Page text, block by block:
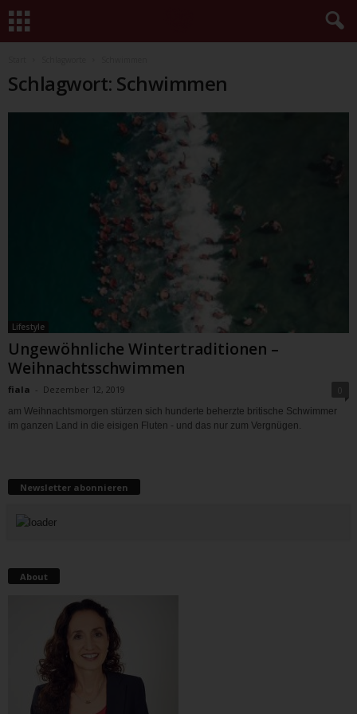
Schlagwort: Schwimmen
Lifestyle
Ungewöhnliche Wintertraditionen –
Weihnachtsschwimmen
fiala - Dezember 12, 2019
am Weihnachtsmorgen stürzen sich hunderte beherzte britische Schwimmer
im ganzen Land in die eisigen Fluten - und das nur zum Vergnügen.
Newsletter abonnieren
About